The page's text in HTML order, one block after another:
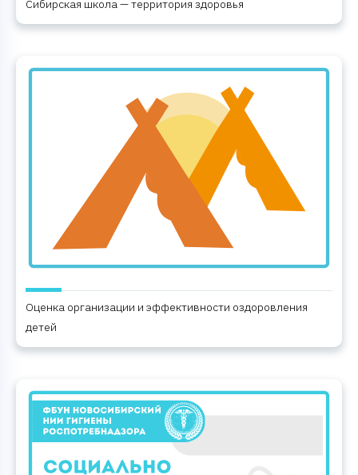
Сибирская школа — территория здоровья
Оценка организации и эффективности оздоровления
детей